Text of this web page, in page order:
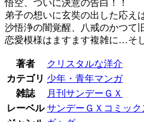
悟空、ついに決意の告白！！
弟子の想いに玄奘の出した応え
沙悟浄の闇覚醒、八戒のかつて
恋愛模様はますます複雑に…そ
著者
クリスタルな洋介
カテゴリ 少年・青年マンガ
雑誌
月刊サンデーＧＸ
レーベル サンデーＧＸコミック